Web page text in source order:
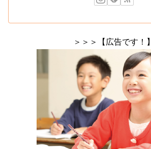
＞＞＞【広告です！】